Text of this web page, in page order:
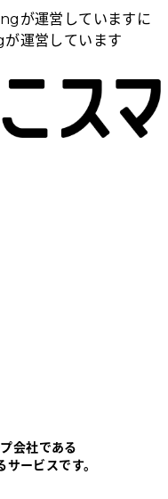
が運営しています に
運営しています
会社である
ービスです。